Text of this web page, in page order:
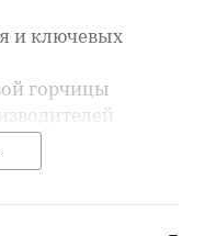
и ключевых
горчицы
готовой горчицы